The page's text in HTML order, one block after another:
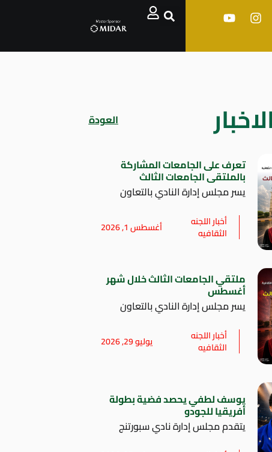
العودة
تعرف على الجامعات المشاركة
بالملتقى الجامعات الثالث
يسر مجلس إدارة النادي بالتعاون
أخبار اللجنه
الثقافيه أغسطس 1, 2026
ملتقي الجامعات الثالث خلال شهر
أغسطس
يسر مجلس إدارة النادي بالتعاون
أخبار اللجنه
الثقافيه يوليو 29, 2026
يوسف لطفي يحصد فضية بطولة
أفريقيا للجودو
يتقدم مجلس إدارة نادي سبورتنج